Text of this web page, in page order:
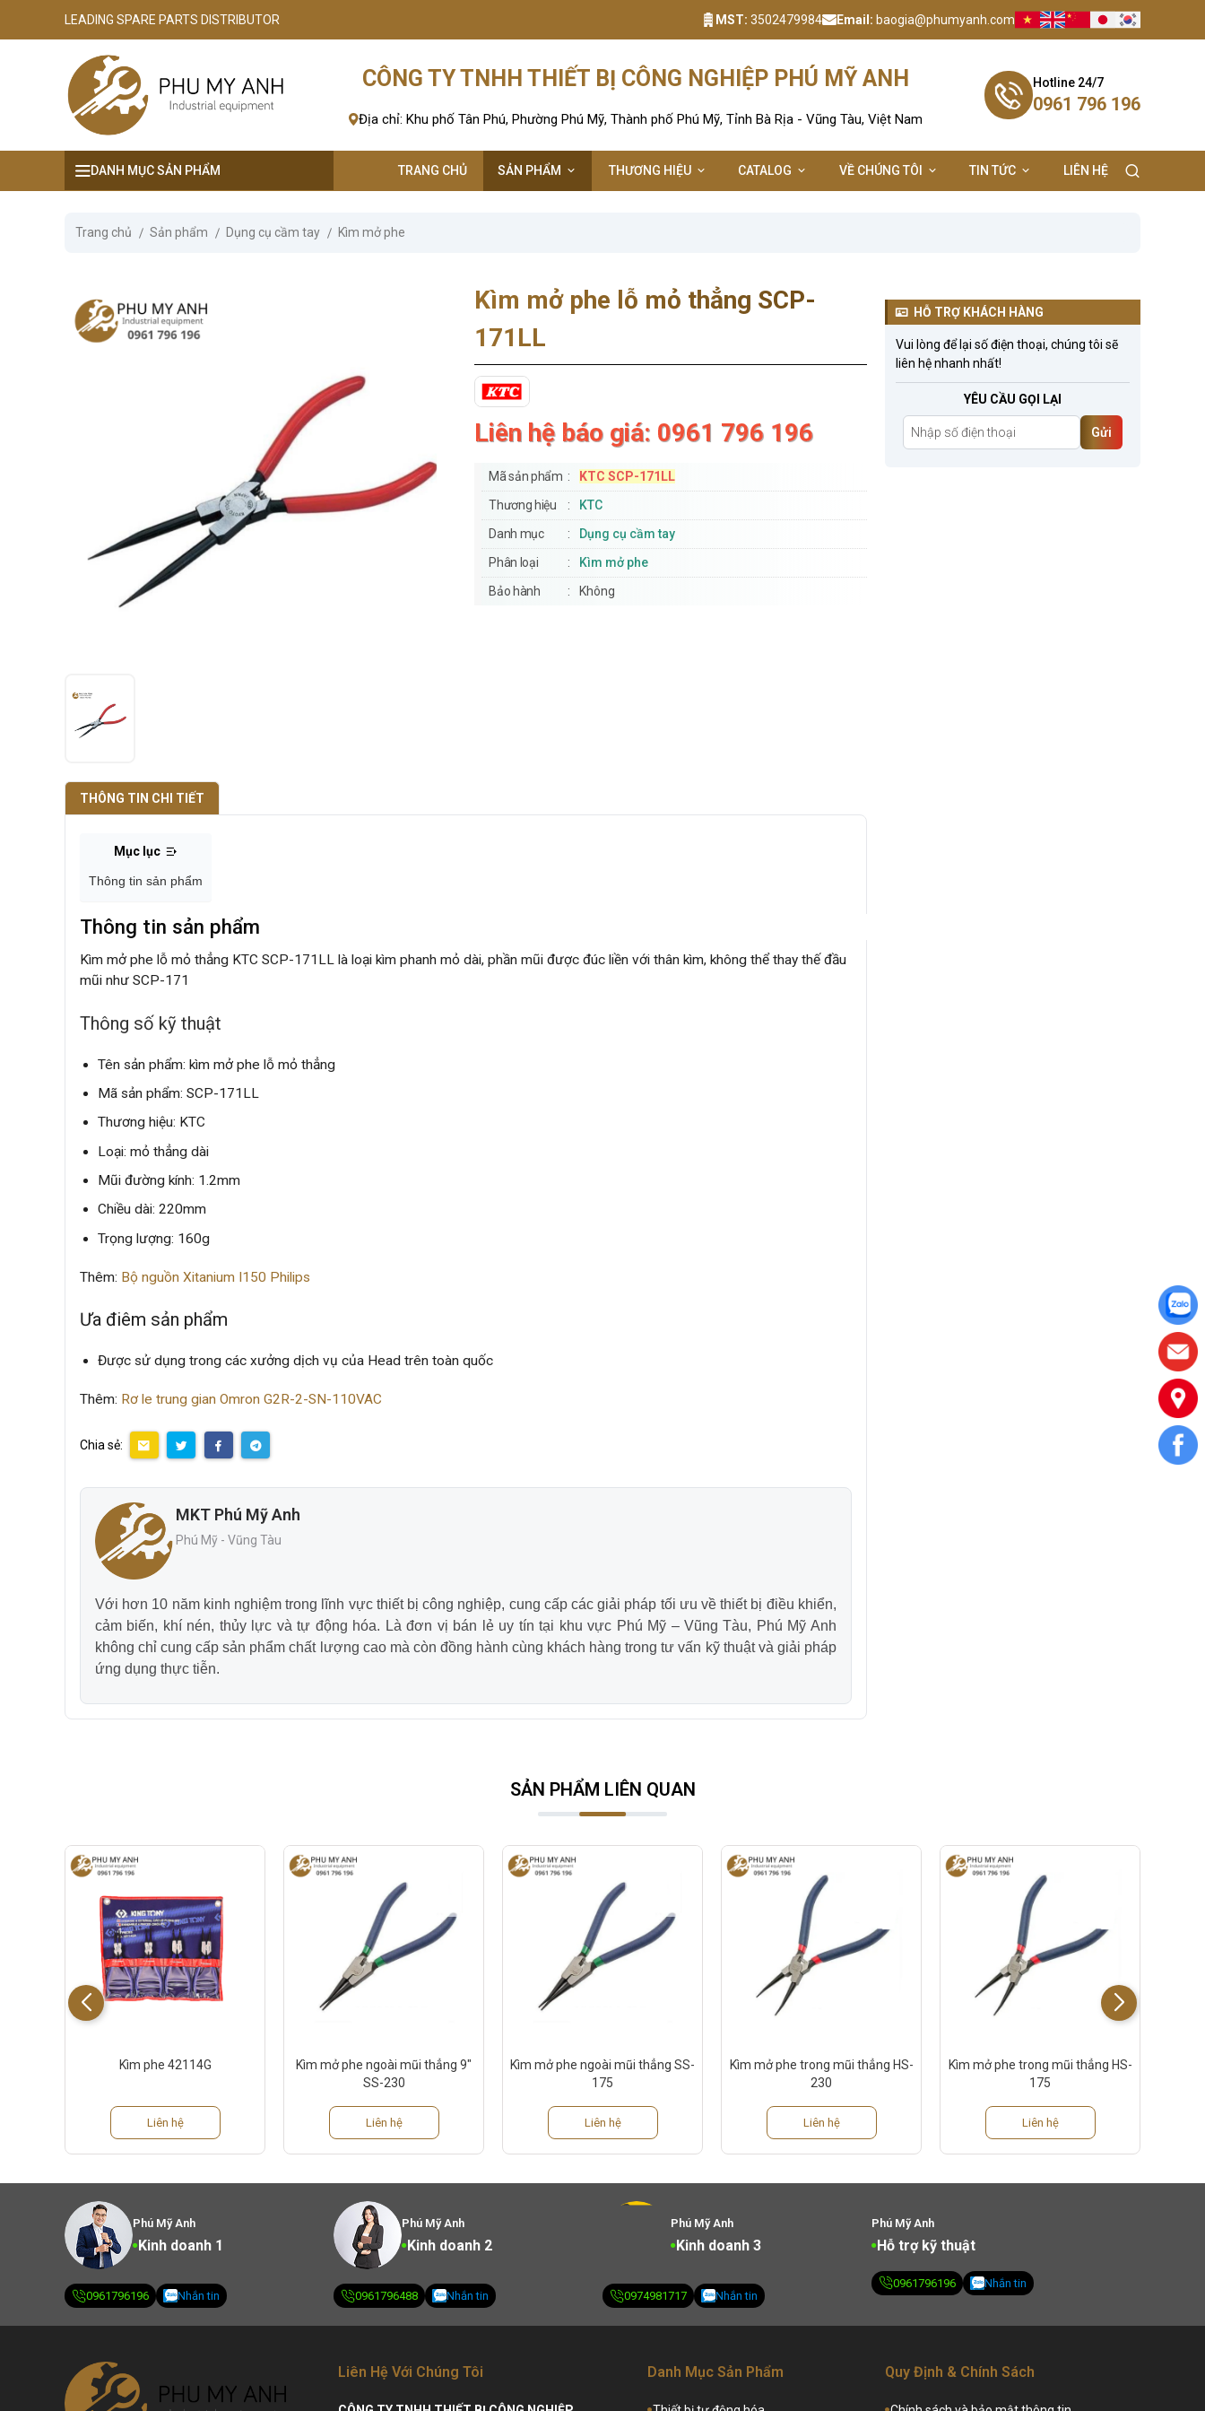
LEADING SPARE PARTS DISTRIBUTOR MST: 3502479984 Email: baogia@phumyanh.com
CÔNG TY TNHH THIẾT BỊ CÔNG NGHIỆP PHÚ MỸ ANH
Địa chỉ: Khu phố Tân Phú, Phường Phú Mỹ, Thành phố Phú Mỹ, Tỉnh Bà Rịa - Vũng Tàu, Việt Nam
Hotline 24/7
0961 796 196
DANH MỤC SẢN PHẨM TRANG CHỦ SẢN PHẨM THƯƠNG HIỆU CATALOG VỀ CHÚNG TÔI TIN TỨC LIÊN HỆ
Trang chủ Sản phẩm Dụng cụ cầm tay Kìm mở phe
Kìm mở phe lỗ mỏ thẳng SCP-
171LL
Liên hệ báo giá: 0961 796 196
Mã sản phẩm
KTC SCP-171LL
Thương hiệu
KTC
Danh mục
Dụng cụ cầm tay
Phân loại
Kìm mở phe
Bảo hành
Không
THÔNG TIN CHI TIẾT
Mục lục
Thông tin sản phẩm
Thông tin sản phẩm
Kìm mở phe lỗ mỏ thẳng KTC SCP-171LL là loại kìm phanh mỏ dài, phần mũi được đúc liền với thân kìm, không thể thay thế đầu
mũi như SCP-171
Thông số kỹ thuật
Tên sản phẩm: kìm mở phe lỗ mỏ thẳng
Mã sản phẩm: SCP-171LL
Thương hiệu: KTC
Loại: mỏ thẳng dài
Mũi đường kính: 1.2mm
Chiều dài: 220mm
Trọng lượng: 160g
Thêm: Bộ nguồn Xitanium I150 Philips
Ưa điêm sản phẩm
Được sử dụng trong các xưởng dịch vụ của Head trên toàn quốc
Thêm: Rơ le trung gian Omron G2R-2-SN-110VAC
Chia sẻ:
MKT Phú Mỹ Anh
Phú Mỹ - Vũng Tàu
Với hơn 10 năm kinh nghiệm trong lĩnh vực thiết bị công nghiệp, cung cấp các giải pháp tối ưu về thiết bị điều khiển,
cảm biến, khí nén, thủy lực và tự động hóa. Là đơn vị bán lẻ uy tín tại khu vực Phú Mỹ – Vũng Tàu, Phú Mỹ Anh
không chỉ cung cấp sản phẩm chất lượng cao mà còn đồng hành cùng khách hàng trong tư vấn kỹ thuật và giải pháp
ứng dụng thực tiễn.
HỖ TRỢ KHÁCH HÀNG
Vui lòng để lại số điện thoại, chúng tôi sẽ
liên hệ nhanh nhất!
YÊU CẦU GỌI LẠI
Gửi
SẢN PHẨM LIÊN QUAN
Kìm phe 42114G
Liên hệ
Kìm mở phe ngoài mũi thẳng 9″
SS-230
Liên hệ
Kìm mở phe ngoài mũi thẳng SS-
175
Liên hệ
Kìm mở phe trong mũi thẳng HS-
230
Liên hệ
Kìm mở phe trong mũi thẳng HS-
175
Liên hệ
Phú Mỹ Anh
Kinh doanh 1
0961796196 Nhắn tin
Phú Mỹ Anh
Kinh doanh 2
0961796488 Nhắn tin
Phú Mỹ Anh
Kinh doanh 3
0974981717 Nhắn tin
Hỗ trợ kỹ thuật
0961796196 Nhắn tin
Liên Hệ Với Chúng Tôi Danh Mục Sản Phẩm Quy Định & Chính Sách